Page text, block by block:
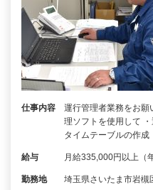
仕事内容
運行管理者業務をお願
理ソフトを使用して
タイムテーブルの作成
給与 月給335,000円以上（
勤務地 埼玉県さいたま市岩槻